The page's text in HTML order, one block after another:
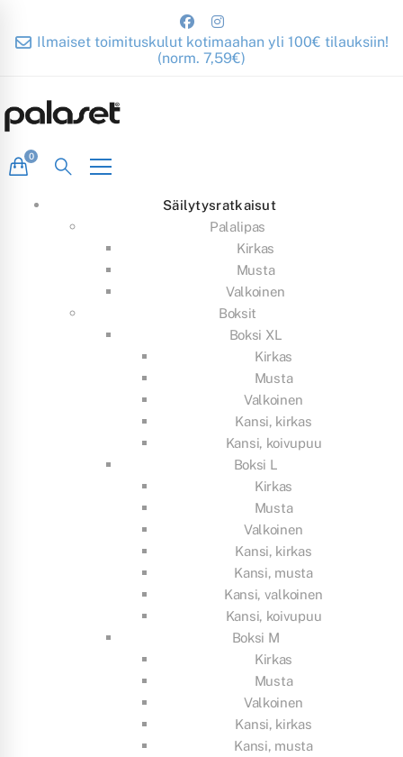
Ilmaiset toimituskulut kotimaahan yli 100€ tilauksiin!
(norm. 7,59€)
Säilytysratkaisut
Palalipas
Kirkas
Musta
Valkoinen
Boksit
Boksi XL
Kirkas
Musta
Valkoinen
Kansi, kirkas
Kansi, koivupuu
Boksi L
Kirkas
Musta
Valkoinen
Kansi, kirkas
Kansi, musta
Kansi, valkoinen
Kansi, koivupuu
Boksi M
Kirkas
Musta
Valkoinen
Kansi, kirkas
Kansi, musta